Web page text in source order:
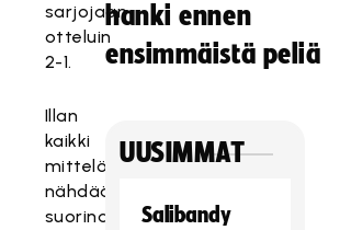
sarjojaan
otteluin
2-1.
Illan
kaikki
mittelöt
nähdään
suorina
hanki ennen
ensimmäistä peliä
UUSIMMAT
Salibandy